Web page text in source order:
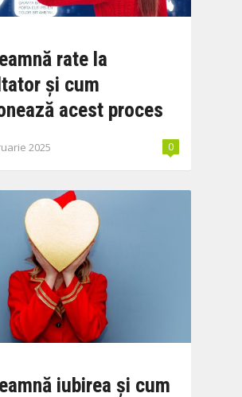
rate la
și cum
acest proces
2025 0
iubirea și cum